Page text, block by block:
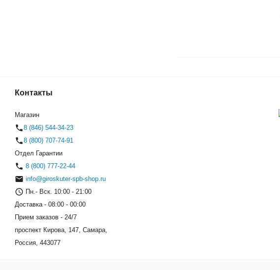
Контакты
Магазин
8 (846) 544-34-23
8 (800) 707-74-91
Отдел Гарантии
8 (800) 777-22-44
info@giroskuter-spb-shop.ru
Пн.- Вск. 10:00 - 21:00
Доставка - 08:00 - 00:00
Прием заказов - 24/7
проспект Кирова, 147, Самара,
Россия, 443077